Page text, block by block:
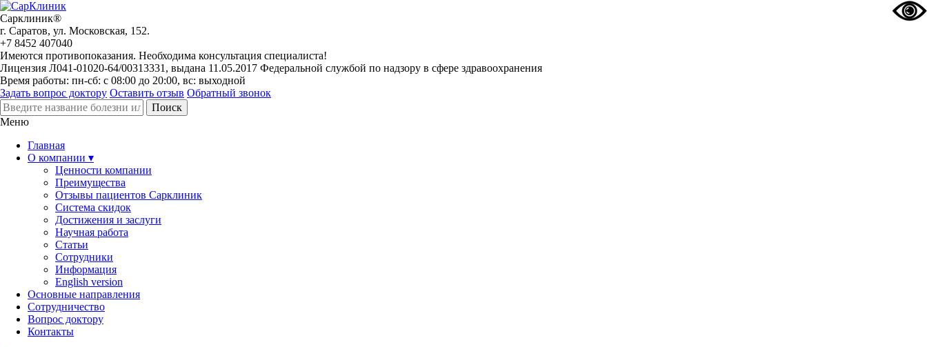
Сарклиник®
г. Саратов, ул. Московская, 152.
+7 8452 407040
Имеются противопоказания. Необходима консультация специалиста!
Лицензия Л041-01020-64/00313331, выдана 11.05.2017 Федеральной службой по надзору в сфере здравоохранения
Время работы: пн-сб: с 08:00 до 20:00, вс: выходной
Задать вопрос доктору Оставить отзыв Обратный звонок
Меню
Главная
О компании ▾
Ценности компании
Преимущества
Отзывы пациентов Сарклиник
Система скидок
Достижения и заслуги
Научная работа
Статьи
Сотрудники
Информация
English version
Основные направления
Сотрудничество
Вопрос доктору
Контакты